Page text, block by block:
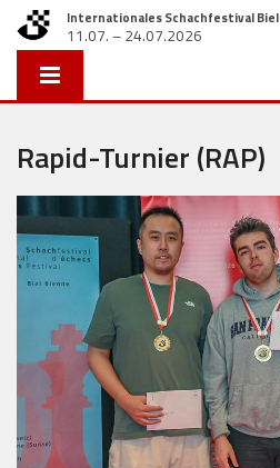
Internationales Schachfestival Biel
11.07. – 24.07.2026
Rapid-Turnier (RAP)